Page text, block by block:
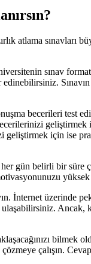
atlama sınavları
sınav
becerileri test
geliştirmek
için ise
belirli bir süre
yüksek
İnternet
bilmek
çalışın. Cevap